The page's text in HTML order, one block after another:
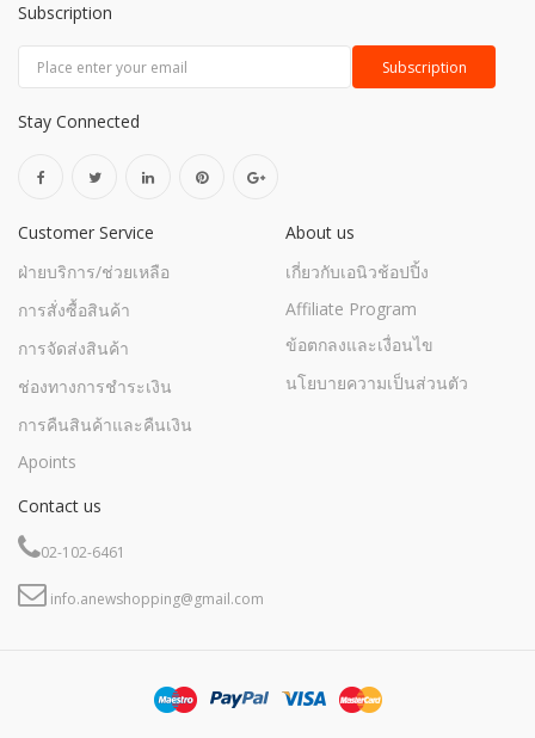
Subscription
Stay Connected
Customer Service
ฝ่ายบริการ/ช่วยเหลือ
การสั่งซื้อสินค้า
การจัดส่งสินค้า
ช่องทางการชำระเงิน
การคืนสินค้าและคืนเงิน
Apoints
About us
เกี่ยวกับเอนิวช้อปปิ้ง
Affiliate Program
ข้อตกลงและเงื่อนไข
นโยบายความเป็นส่วนตัว
Contact us
02-102-6461
info.anewshopping@gmail.com